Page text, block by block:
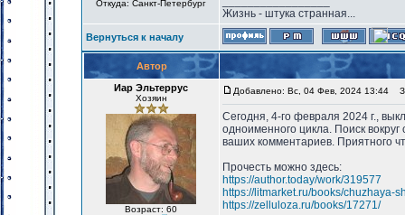
Откуда: Санкт-Петербург
Жизнь - штука странная...
Вернуться к началу
Автор
Иар Эльтеррус
Хозяин
Возраст: 60
Добавлено: Вс, 04 Фев, 2024 13:44
Сегодня, 4-го февраля 2024 г.,
одноименного цикла. Поиск
ваших комментариев. Приятного
Прочесть можно здесь:
https://author.today/work/319577
https://litmarket.ru/books/chuzhaya-
https://zelluloza.ru/books/17271/